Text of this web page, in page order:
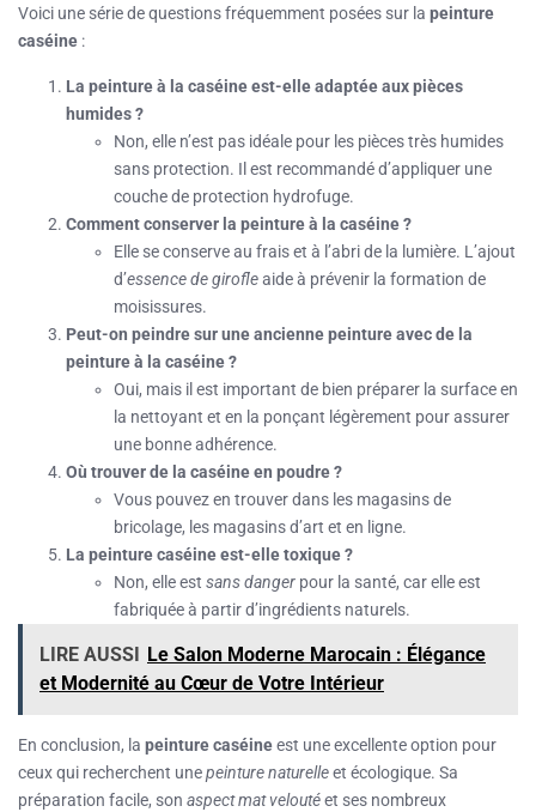
Voici une série de questions fréquemment posées sur la peinture
caséine :
La peinture à la caséine est-elle adaptée aux pièces
humides ?
Non, elle n’est pas idéale pour les pièces très humides
sans protection. Il est recommandé d’appliquer une
couche de protection hydrofuge.
Comment conserver la peinture à la caséine ?
Elle se conserve au frais et à l’abri de la lumière. L’ajout
d’essence de girofleaide à prévenir la formation de
moisissures.
Peut-on peindre sur une ancienne peinture avec de la
peinture à la caséine ?
Oui, mais il est important de bien préparer la surface en
la nettoyant et en la ponçant légèrement pour assurer
une bonne adhérence.
Où trouver de la caséine en poudre ?
Vous pouvez en trouver dans les magasins de
bricolage, les magasins d’art et en ligne.
La peinture caséine est-elle toxique ?
Non, elle est sans danger pour la santé, car elle est
fabriquée à partir d’ingrédients naturels.
LIRE AUSSI
Le Salon Moderne Marocain : Élégance
et Modernité au Cœur de Votre Intérieur
En conclusion, la peinture caséineest une excellente option pour
ceux qui recherchent unepeinture naturelleet écologique. Sa
préparation facile, son aspect mat veloutéet ses nombreux